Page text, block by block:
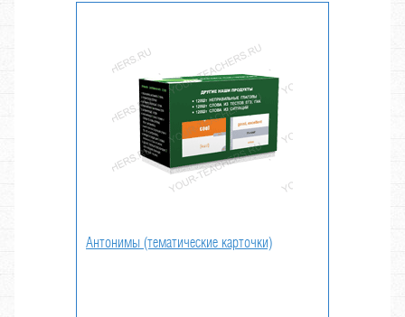
Антонимы (тематические карточки)